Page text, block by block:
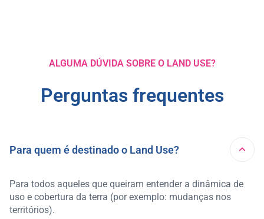
ALGUMA DÚVIDA SOBRE O LAND USE?
Perguntas frequentes
Para quem é destinado o Land Use?
Para todos aqueles que queiram entender a dinâmica de
uso e cobertura da terra (por exemplo: mudanças nos
territórios).